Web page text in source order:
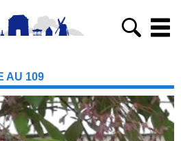
AU 109